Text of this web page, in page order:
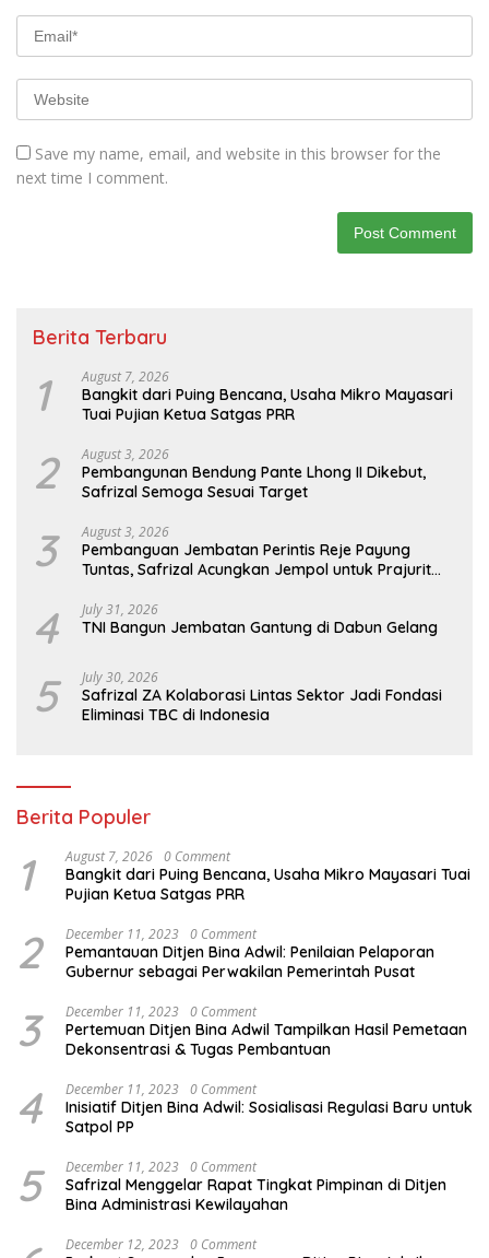
Save my name, email, and website in this browser for the
next time I comment.
Berita Terbaru
1 August 7, 2026
Bangkit dari Puing Bencana, Usaha Mikro Mayasari
Tuai Pujian Ketua Satgas PRR
2 August 3, 2026
Pembangunan Bendung Pante Lhong II Dikebut,
Safrizal Semoga Sesuai Target
3 August 3, 2026
Pembanguan Jembatan Perintis Reje Payung
Tuntas, Safrizal Acungkan Jempol untuk Prajurit
4 July 31, 2026
TNI Bangun Jembatan Gantung di Dabun Gelang
5 July 30, 2026
Safrizal ZA Kolaborasi Lintas Sektor Jadi Fondasi
Eliminasi TBC di Indonesia
Berita Populer
1 August 7, 2026 0 Comment
Bangkit dari Puing Bencana, Usaha Mikro Mayasari Tuai
Pujian Ketua Satgas PRR
2 December 11, 2023 0 Comment
Pemantauan Ditjen Bina Adwil: Penilaian Pelaporan
Gubernur sebagai Perwakilan Pemerintah Pusat
3 December 11, 2023 0 Comment
Pertemuan Ditjen Bina Adwil Tampilkan Hasil Pemetaan
Dekonsentrasi & Tugas Pembantuan
4 December 11, 2023 0 Comment
Inisiatif Ditjen Bina Adwil: Sosialisasi Regulasi Baru untuk
Satpol PP
5 December 11, 2023 0 Comment
Safrizal Menggelar Rapat Tingkat Pimpinan di Ditjen
Bina Administrasi Kewilayahan
December 12, 2023 0 Comment